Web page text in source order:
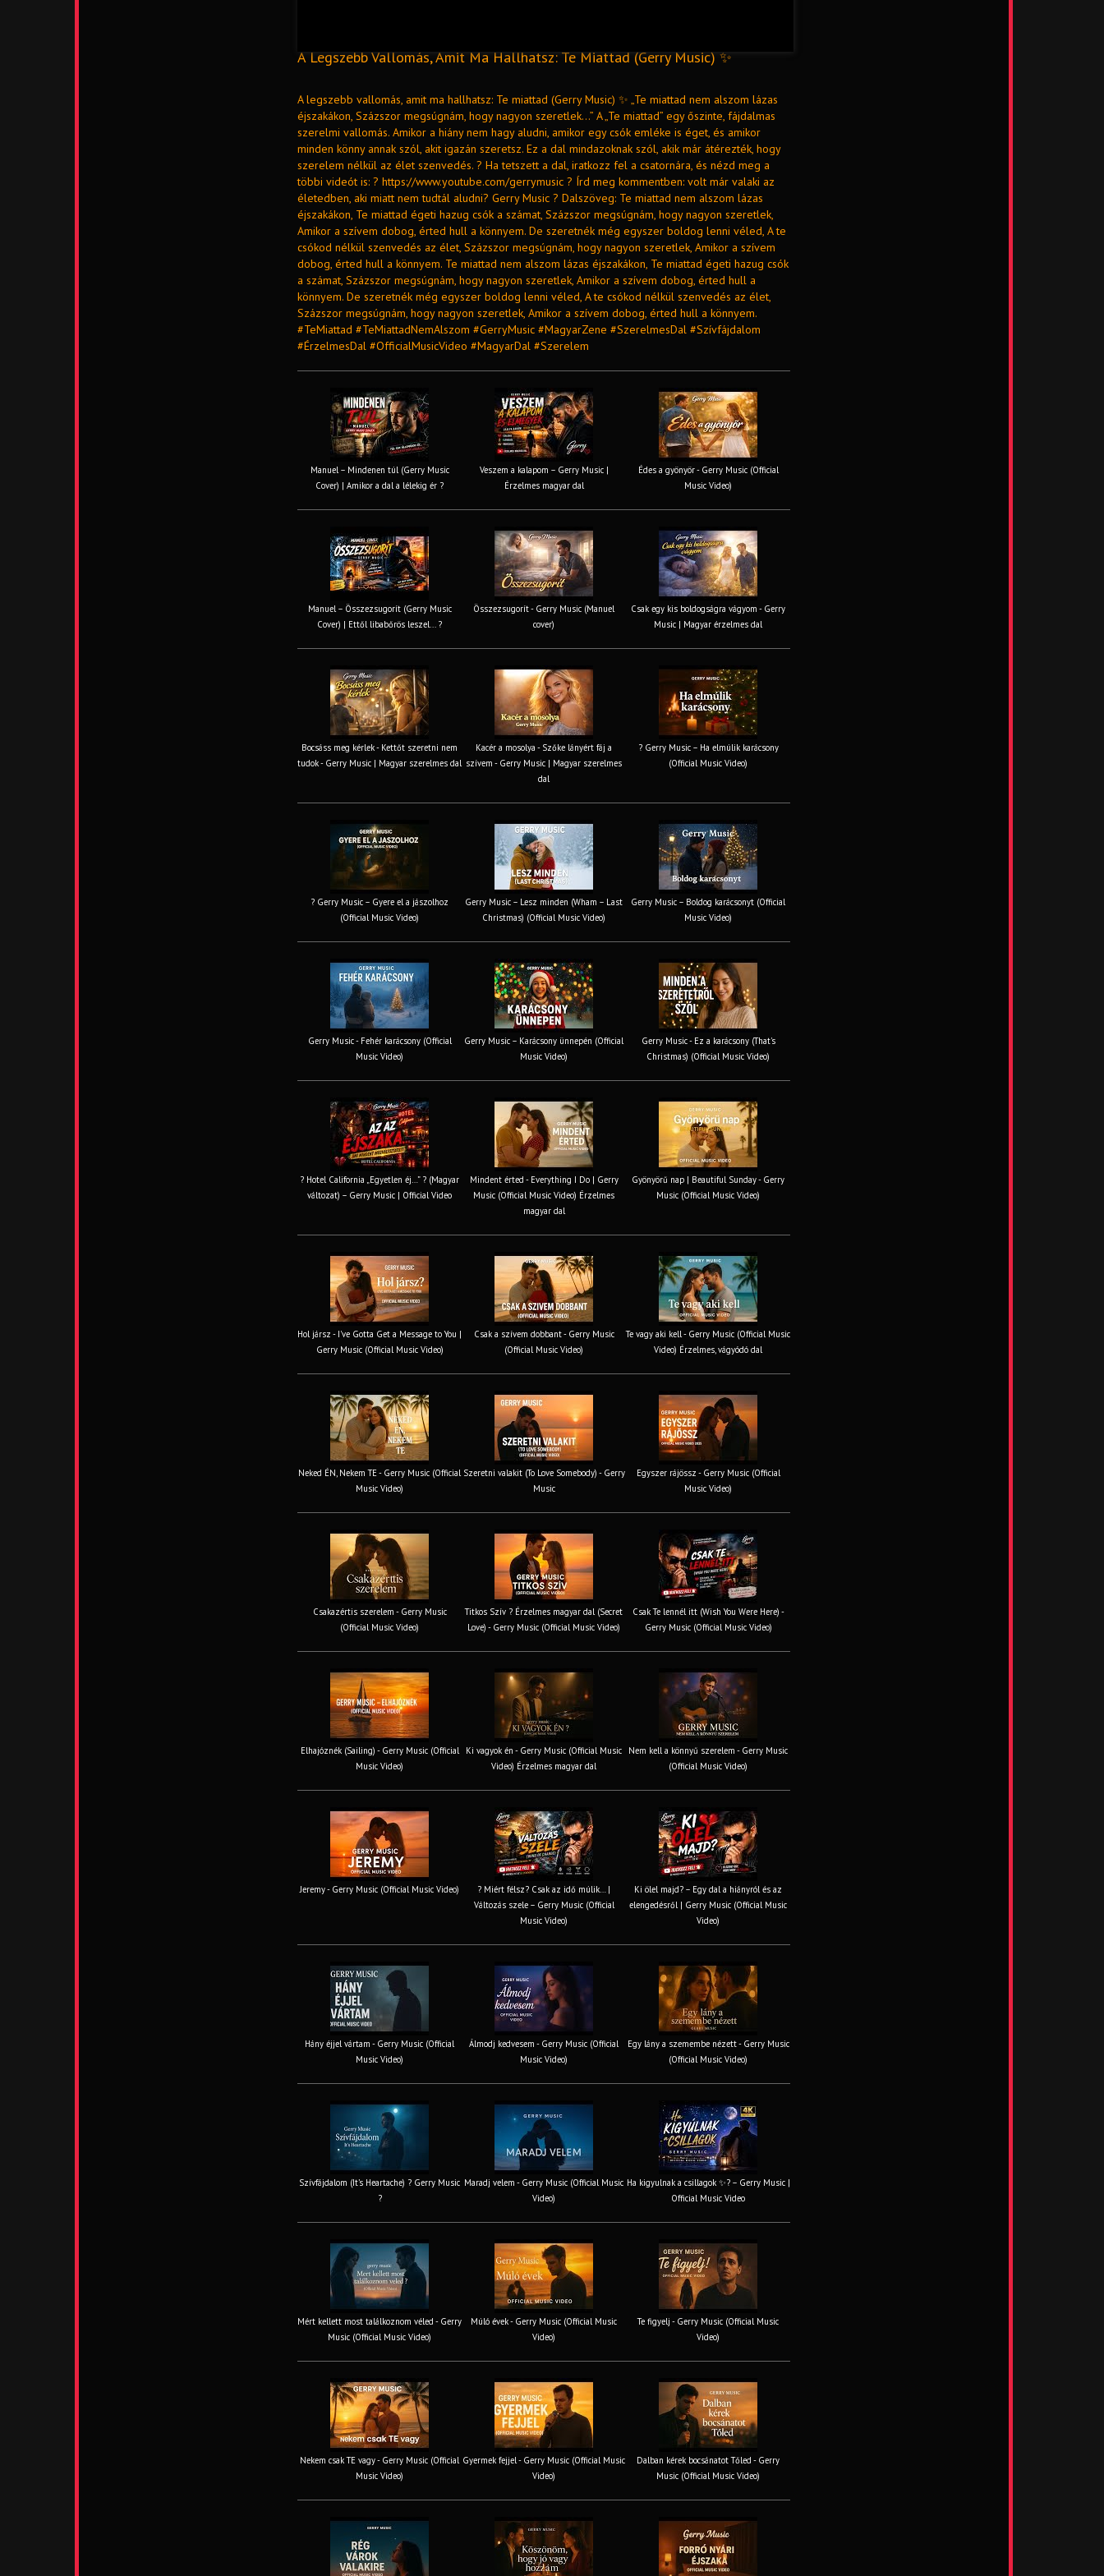
A Legszebb Vallomás, Amit Ma Hallhatsz: Te Miattad (Gerry Music) ✨
A legszebb vallomás, amit ma hallhatsz: Te miattad (Gerry Music) ✨ „Te miattad nem alszom lázas
éjszakákon, Százszor megsúgnám, hogy nagyon szeretlek…” A „Te miattad” egy őszinte, fájdalmas
szerelmi vallomás. Amikor a hiány nem hagy aludni, amikor egy csók emléke is éget, és amikor
minden könny annak szól, akit igazán szeretsz. Ez a dal mindazoknak szól, akik már átérezték, hogy
szerelem nélkül az élet szenvedés. ? Ha tetszett a dal, iratkozz fel a csatornára, és nézd meg a
többi videót is: ? https://www.youtube.com/gerrymusic ? Írd meg kommentben: volt már valaki az
életedben, aki miatt nem tudtál aludni? Gerry Music ? Dalszöveg: Te miattad nem alszom lázas
éjszakákon, Te miattad égeti hazug csók a számat, Százszor megsúgnám, hogy nagyon szeretlek,
Amikor a szívem dobog, érted hull a könnyem. De szeretnék még egyszer boldog lenni véled, A te
csókod nélkül szenvedés az élet, Százszor megsúgnám, hogy nagyon szeretlek, Amikor a szívem
dobog, érted hull a könnyem. Te miattad nem alszom lázas éjszakákon, Te miattad égeti hazug csók
a számat, Százszor megsúgnám, hogy nagyon szeretlek, Amikor a szívem dobog, érted hull a
könnyem. De szeretnék még egyszer boldog lenni véled, A te csókod nélkül szenvedés az élet,
Százszor megsúgnám, hogy nagyon szeretlek, Amikor a szívem dobog, érted hull a könnyem.
#TeMiattad #TeMiattadNemAlszom #GerryMusic #MagyarZene #SzerelmesDal #Szívfájdalom
#ÉrzelmesDal #OfficialMusicVideo #MagyarDal #Szerelem
Manuel – Mindenen túl (Gerry Music
Cover) | Amikor a dal a lélekig ér ?
Veszem a kalapom – Gerry Music |
Érzelmes magyar dal
Édes a gyönyör - Gerry Music (Official
Music Video)
Manuel – Összezsugorít (Gerry Music
Cover) | Ettől libabőrös leszel... ?
Összezsugorít - Gerry Music (Manuel
cover)
Csak egy kis boldogságra vágyom - Gerry
Music | Magyar érzelmes dal
Bocsáss meg kérlek - Kettőt szeretni nem
tudok - Gerry Music | Magyar szerelmes dal
Kacér a mosolya - Szőke lányért fáj a
szívem - Gerry Music | Magyar szerelmes
dal
? Gerry Music – Ha elmúlik karácsony
(Official Music Video)
? Gerry Music – Gyere el a jászolhoz
(Official Music Video)
Gerry Music – Lesz minden (Wham – Last
Christmas) (Official Music Video)
Gerry Music – Boldog karácsonyt (Official
Music Video)
Gerry Music - Fehér karácsony (Official
Music Video)
Gerry Music – Karácsony ünnepén (Official
Music Video)
Gerry Music - Ez a karácsony (That's
Christmas) (Official Music Video)
? Hotel California „Egyetlen éj…” ? (Magyar
változat) – Gerry Music | Official Video
Mindent érted - Everything I Do | Gerry
Music (Official Music Video) Érzelmes
magyar dal
Gyönyörű nap | Beautiful Sunday - Gerry
Music (Official Music Video)
Hol jársz - I've Gotta Get a Message to You |
Gerry Music (Official Music Video)
Csak a szívem dobbant - Gerry Music
(Official Music Video)
Te vagy aki kell - Gerry Music (Official Music
Video) Érzelmes, vágyódó dal
Neked ÉN, Nekem TE - Gerry Music (Official
Music Video)
Szeretni valakit (To Love Somebody) - Gerry
Music
Egyszer rájössz - Gerry Music (Official
Music Video)
Csakazértis szerelem - Gerry Music
(Official Music Video)
Titkos Szív ? Érzelmes magyar dal (Secret
Love) - Gerry Music (Official Music Video)
Csak Te lennél itt (Wish You Were Here) -
Gerry Music (Official Music Video)
Elhajóznék (Sailing) - Gerry Music (Official
Music Video)
Ki vagyok én - Gerry Music (Official Music
Video) Érzelmes magyar dal
Nem kell a könnyű szerelem - Gerry Music
(Official Music Video)
Jeremy - Gerry Music (Official Music Video)
? Miért félsz? Csak az idő múlik… |
Változás szele – Gerry Music (Official
Music Video)
Ki ölel majd? – Egy dal a hiányról és az
elengedésről | Gerry Music (Official Music
Video)
Hány éjjel vártam - Gerry Music (Official
Music Video)
Álmodj kedvesem - Gerry Music (Official
Music Video)
Egy lány a szemembe nézett - Gerry Music
(Official Music Video)
Szívfájdalom (It’s Heartache) ? Gerry Music
?
Maradj velem - Gerry Music (Official Music
Video)
Ha kigyulnak a csillagok ✨? – Gerry Music |
Official Music Video
Mért kellett most találkoznom véled - Gerry
Music (Official Music Video)
Múló évek - Gerry Music (Official Music
Video)
Te figyelj - Gerry Music (Official Music
Video)
Nekem csak TE vagy - Gerry Music (Official
Music Video)
Gyermek fejjel - Gerry Music (Official Music
Video)
Dalban kérek bocsánatot Tőled - Gerry
Music (Official Music Video)